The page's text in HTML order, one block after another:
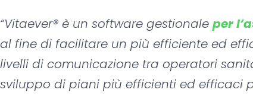
Vitaever
“Vitaever® è un software gestionale per
al fine di facilitare un più efficiente ed
livelli di comunicazione tra operatori
sviluppo di piani più efficienti ed efficaci